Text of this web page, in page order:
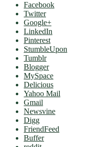
Facebook
Twitter
Google+
LinkedIn
Pinterest
StumbleUpon
Tumblr
Blogger
MySpace
Delicious
Yahoo Mail
Gmail
Newsvine
Digg
FriendFeed
Buffer